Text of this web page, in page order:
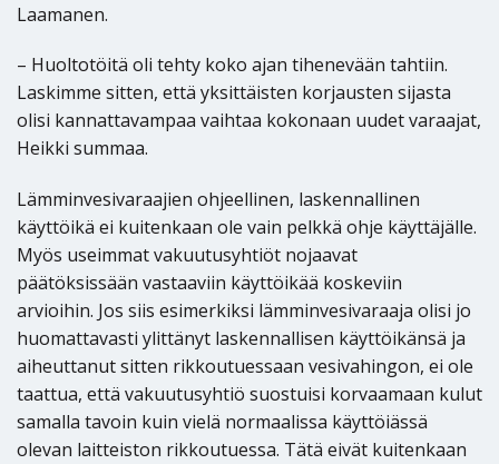
Laamanen.
– Huoltotöitä oli tehty koko ajan tihenevään tahtiin.
Laskimme sitten, että yksittäisten korjausten sijasta
olisi kannattavampaa vaihtaa kokonaan uudet varaajat,
Heikki summaa.
Lämminvesivaraajien ohjeellinen, laskennallinen
käyttöikä ei kuitenkaan ole vain pelkkä ohje käyttäjälle.
Myös useimmat vakuutusyhtiöt nojaavat
päätöksissään vastaaviin käyttöikää koskeviin
arvioihin. Jos siis esimerkiksi lämminvesivaraaja olisi jo
huomattavasti ylittänyt laskennallisen käyttöikänsä ja
aiheuttanut sitten rikkoutuessaan vesivahingon, ei ole
taattua, että vakuutusyhtiö suostuisi korvaamaan kulut
samalla tavoin kuin vielä normaalissa käyttöiässä
olevan laitteiston rikkoutuessa. Tätä eivät kuitenkaan